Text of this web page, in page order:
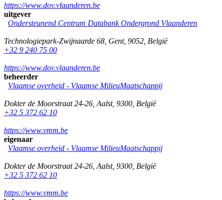
https://www.dov.vlaanderen.be
uitgever
Ondersteunend Centrum Databank Ondergrond Vlaanderen
Technologiepark-Zwijnaarde 68 Gent, 9052 België
+32 9 240 75 00
https://www.dov.vlaanderen.be
beheerder
Vlaamse overheid - Vlaamse MilieuMaatschappij
Dokter de Moorstraat 24-26 Aalst, 9300 België
+32 5 372 62 10
https://www.vmm.be
eigenaar
Vlaamse overheid - Vlaamse MilieuMaatschappij
Dokter de Moorstraat 24-26 Aalst, 9300 België
+32 5 372 62 10
https://www.vmm.be